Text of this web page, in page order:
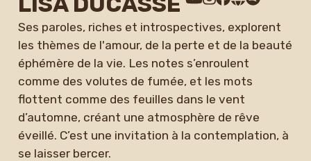
Ses paroles, riches et introspectives, explorent
les thèmes de l'amour, de la perte et de la beauté
éphémère de la vie. Les notes s’enroulent
comme des volutes de fumée, et les mots
flottent comme des feuilles dans le vent
d’automne, créant une atmosphère de rêve
éveillé. C’est une invitation à la contemplation, à
se laisser bercer.